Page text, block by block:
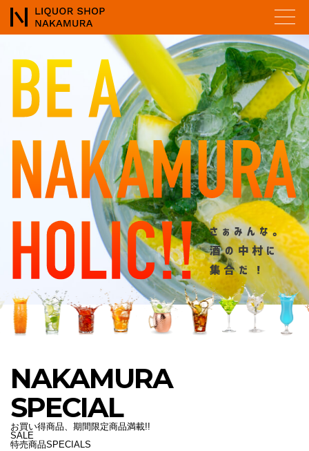
NAKAMURA
SPECIAL
お買い得商品、期間限定商品満載!!
SALE
特売商品SPECIALS